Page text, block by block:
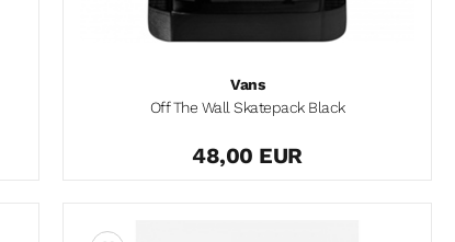
Vans
Off The Wall Skatepack Black
48,00 EUR